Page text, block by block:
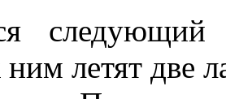
летят две